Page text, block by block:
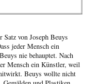
von Joseph Beuys
jeder Mensch ein
nie behauptet. Nach
Mensch ein Künstler, weil
Beuys wollte nicht